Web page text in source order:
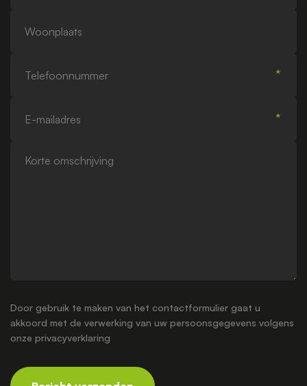
mailadres
omschrijving
Door gebruik te maken van het contactformulier gaat u
akkoord met de verwerking van uw persoonsgegevens volgens
onze privacyverklaring